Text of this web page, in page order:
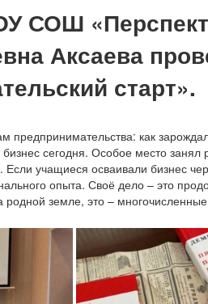
СОШ
Аксаева
старт».
предпринимательства: как
сегодня. Особое место
Если учащиеся осваивали бизнес
опыта. Своё дело – это
родной земле, это –